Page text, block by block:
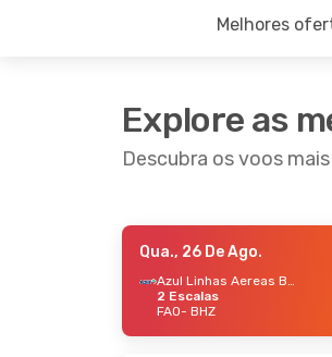
Melhores
Explore as
Descubra os voos
1 Escala
1 Escala
Qua., 26 De Ago.
Azul Linhas Aereas Brasileiras
2 Escalas
FAO- BHZ